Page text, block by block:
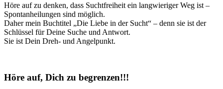
Höre auf zu denken, dass Suchtfreiheit ein langwieriger Weg ist –
Spontanheilungen sind möglich.
Daher mein Buchtitel „Die Liebe in der Sucht“ – denn sie ist der
Schlüssel für Deine Suche und Antwort.
Sie ist Dein Dreh- und Angelpunkt.
Höre auf, Dich zu begrenzen!!!